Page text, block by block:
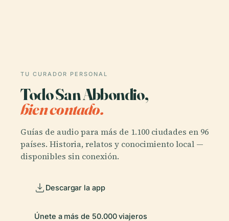
TU CURADOR PERSONAL
Todo San Abbondio,
bien contado.
Guías de audio para más de 1.100 ciudades en 96
países. Historia, relatos y conocimiento local —
disponibles sin conexión.
Descargar la app
Únete a más de 50.000 viajeros